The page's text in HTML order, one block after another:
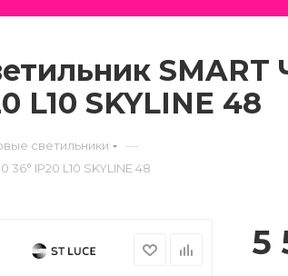
SMART
L10 SKYLINE 48
светильники —
IP20 L10 SKYLINE 48
5